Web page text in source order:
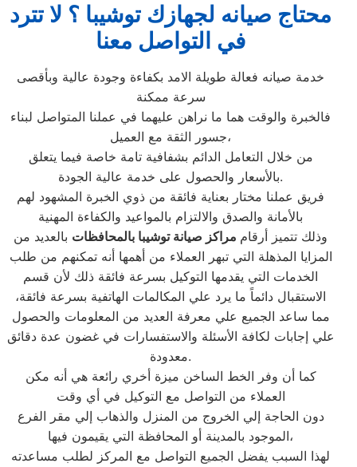
محتاج صيانه لجهازك توشيبا ؟ لا تترد
في التواصل معنا
خدمة صيانه فعالة طويلة الامد بكفاءة وجودة عالية وبأقصى
سرعة ممكنة
فالخبرة والوقت هما ما نراهن عليهما في عملنا المتواصل لبناء
جسور الثقة مع العميل،
من خلال التعامل الدائم بشفافية تامة خاصة فيما يتعلق
بالأسعار والحصول على خدمة عالية الجودة.
فريق عملنا مختار بعناية فائقة من ذوي الخبرة المشهود لهم
بالأمانة والصدق والالتزام بالمواعيد والكفاءة المهنية
وذلك تتميز أرقام مراكز صيانة توشيبا بالمحافظات بالعديد من
المزايا المذهلة التي تبهر العملاء من أهمها أنه تمكنهم من طلب
الخدمات التي يقدمها التوكيل بسرعة فائقة ذلك لأن قسم
الاستقبال دائماً ما يرد علي المكالمات الهاتفية بسرعة فائقة،
مما ساعد الجميع علي معرفة العديد من المعلومات والحصول
علي إجابات لكافة الأسئلة والاستفسارات في غضون عدة دقائق
معدودة.
كما أن وفر الخط الساخن ميزة أخري رائعة هي أنه مكن
العملاء من التواصل مع التوكيل في أي وقت
دون الحاجة إلي الخروج من المنزل والذهاب إلي مقر الفرع
الموجود بالمدينة أو المحافظة التي يقيمون فيها،
لهذا السبب يفضل الجميع التواصل مع المركز لطلب مساعدته